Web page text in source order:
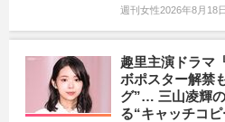
週刊女性2026年8月18
趣里主演ドラマ
ボポスター解禁
グ”… 三山凌輝
る“キャッチコピ